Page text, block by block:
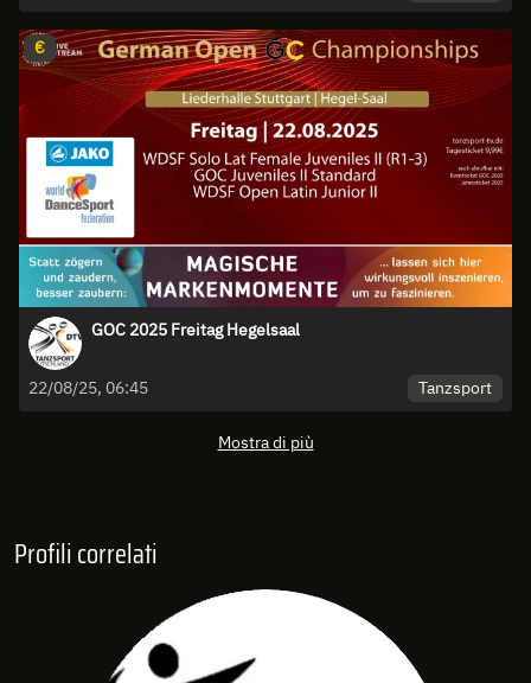
€
GOC 2025 Freitag Hegelsaal
22/08/25, 06:45 Tanzsport
Mostra di più
Profili correlati